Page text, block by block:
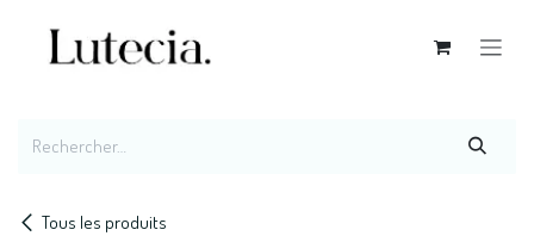
Tous les produits